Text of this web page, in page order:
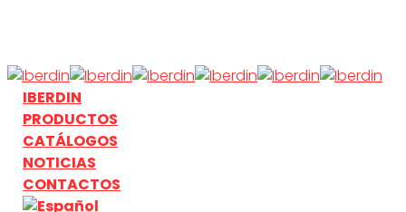
main
content
search
Menu
IBERDIN
PRODUCTOS
CATÁLOGOS
NOTICIAS
CONTACTOS